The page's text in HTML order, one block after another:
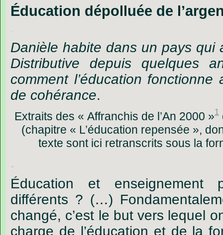
Éducation dépolluée de
.
Danièle habite dans un pays qui
Distributive
depuis quelques
comment l’éducation fonctionne
de cohérance.
Extraits des « Affranchis de l’An 2000 »1
(chapitre « L’éducation repensée »,
texte sont ici retranscrits sous la
.
Éducation
et enseignement
différents ? (…)
changé, c’est le but vers lequel
charge de l’éducation et de la